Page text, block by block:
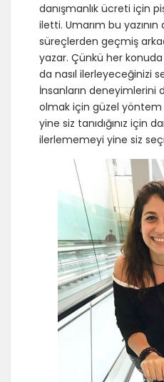
danışmanlık ücreti için
iletti. Umarım bu yazının
süreçlerden geçmiş
yazar. Çünkü her
da nasıl ilerleyeceğinizi
İnsanların deneyimlerini
olmak için güzel yöntem
yine siz tanıdığınız için
ilerlememeyi yine siz